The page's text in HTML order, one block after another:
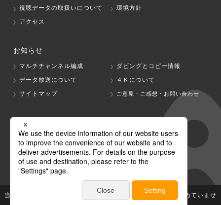
視聴データの取扱いについて
環境方針
アクセス
お知らせ
マルチチャンネル編成
ダビングとコピー情報
データ放送について
４Ｋについて
サイトマップ
ご意見・ご感想・お問い合わせ
グループ会社
テレビ朝日 テレ朝チャンネル
当社が著作権、著作隣接権を有する放送番組等の無断利用は認めていませ
ん。